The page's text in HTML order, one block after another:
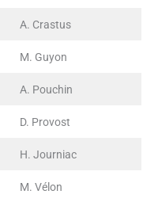
A. Crastus
M. Guyon
A. Pouchin
D. Provost
H. Journiac
M. Vélon